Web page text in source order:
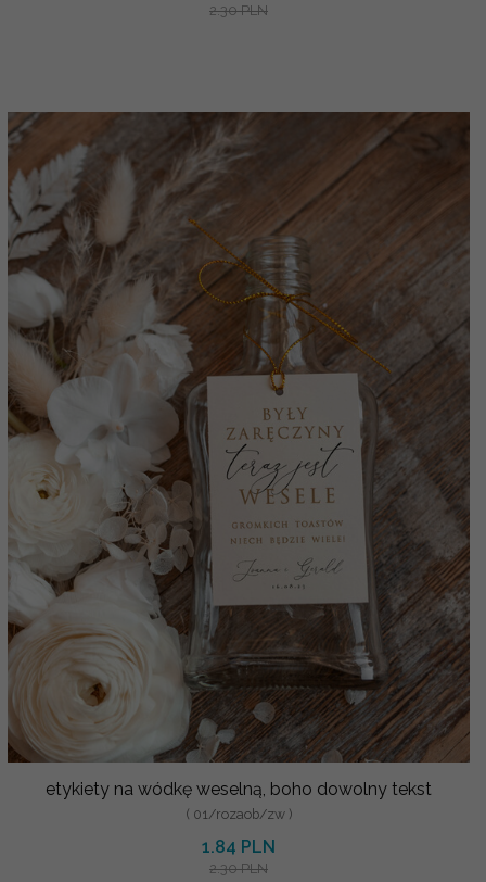
2.30 PLN
etykiety na wódkę weselną, boho dowolny tekst
( 01/rozaob/zw )
1.84 PLN
2.30 PLN